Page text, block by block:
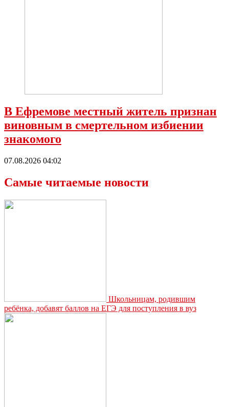
В Ефремове местный житель признан
виновным в смертельном избиении
знакомого
07.08.2026 04:02
Самые читаемые новости
Школьницам, родившим
ребёнка, добавят баллов на ЕГЭ для поступления в вуз